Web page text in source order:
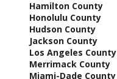
Hamilton County
Honolulu County
Hudson County
Jackson County
Los Angeles County
Merrimack County
Miami-Dade County